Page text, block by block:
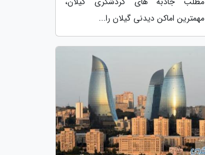
مهمترین اماکن دیدنی گیلان را...